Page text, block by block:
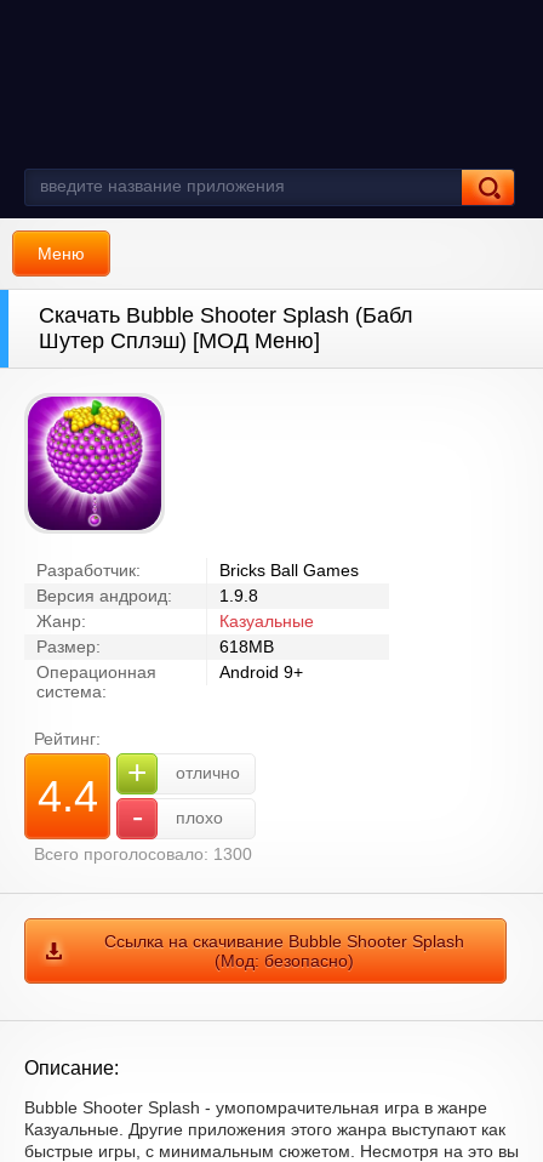
Меню
Скачать Bubble Shooter Splash (Бабл
Шутер Сплэш) [МОД Меню]
Разработчик:
Bricks Ball Games
Версия андроид:
1.9.8
Жанр:
Казуальные
Размер:
618MB
Операционная
система:
Android 9+
Рейтинг:
4.4 + отлично
-
плохо
Всего проголосовало: 1300
Ссылка на скачивание Bubble Shooter Splash
(Мод: безопасно)
Описание:
Bubble Shooter Splash - умопомрачительная игра в жанре
Казуальные. Другие приложения этого жанра выступают как
быстрые игры, с минимальным сюжетом. Несмотря на это вы